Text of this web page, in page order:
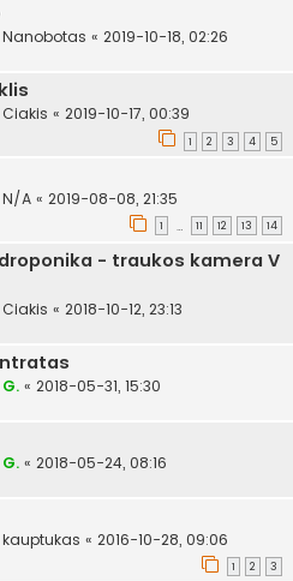
Nanobotas « 2019-10-18, 02:26
Ciakis « 2019-10-17, 00:39
1 2 3 4 5
N/A « 2019-08-08, 21:35
1 … 11 12 13 14
- traukos kamera V
Ciakis « 2018-10-12, 23:13
G. « 2018-05-31, 15:30
G. « 2018-05-24, 08:16
kauptukas « 2016-10-28, 09:06
1 2 3